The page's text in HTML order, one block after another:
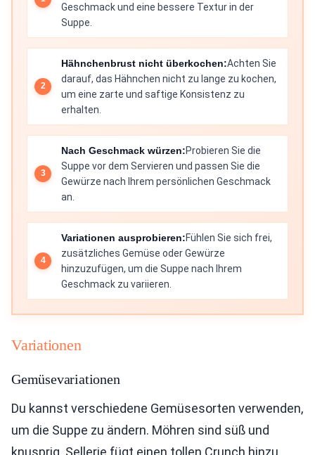
Geschmack und eine bessere Textur in der
Suppe.
Hähnchenbrust nicht überkochen:Achten Sie
darauf, das Hähnchen nicht zu lange zu kochen,
um eine zarte und saftige Konsistenz zu
erhalten.
Nach Geschmack würzen:Probieren Sie die
Suppe vor dem Servieren und passen Sie die
Gewürze nach Ihrem persönlichen Geschmack
an.
Variationen ausprobieren:Fühlen Sie sich frei,
zusätzliches Gemüse oder Gewürze
hinzuzufügen, um die Suppe nach Ihrem
Geschmack zu variieren.
Variationen
Gemüsevariationen
Du kannst verschiedene Gemüsesorten verwenden,
um die Suppe zu ändern. Möhren sind süß und
knusprig. Sellerie fügt einen tollen Crunch hinzu.